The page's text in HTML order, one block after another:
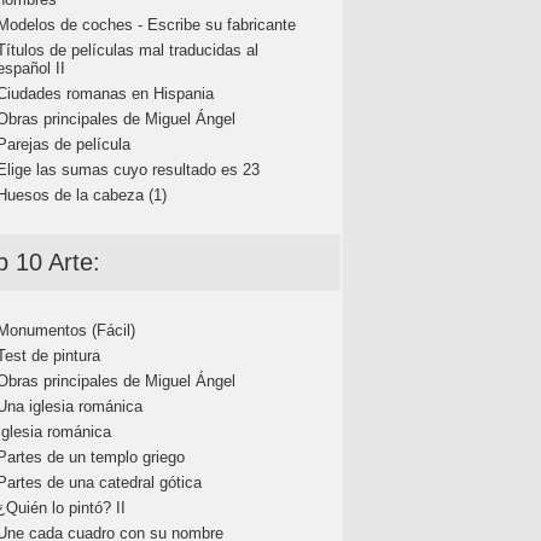
de coches - Escribe su fabricante
de películas mal traducidas al
II
romanas en Hispania
principales de Miguel Ángel
de película
las sumas cuyo resultado es 23
de la cabeza (1)
10 Arte:
(Fácil)
de pintura
principales de Miguel Ángel
iglesia románica
románica
de un templo griego
de una catedral gótica
lo pintó? II
cada cuadro con su nombre